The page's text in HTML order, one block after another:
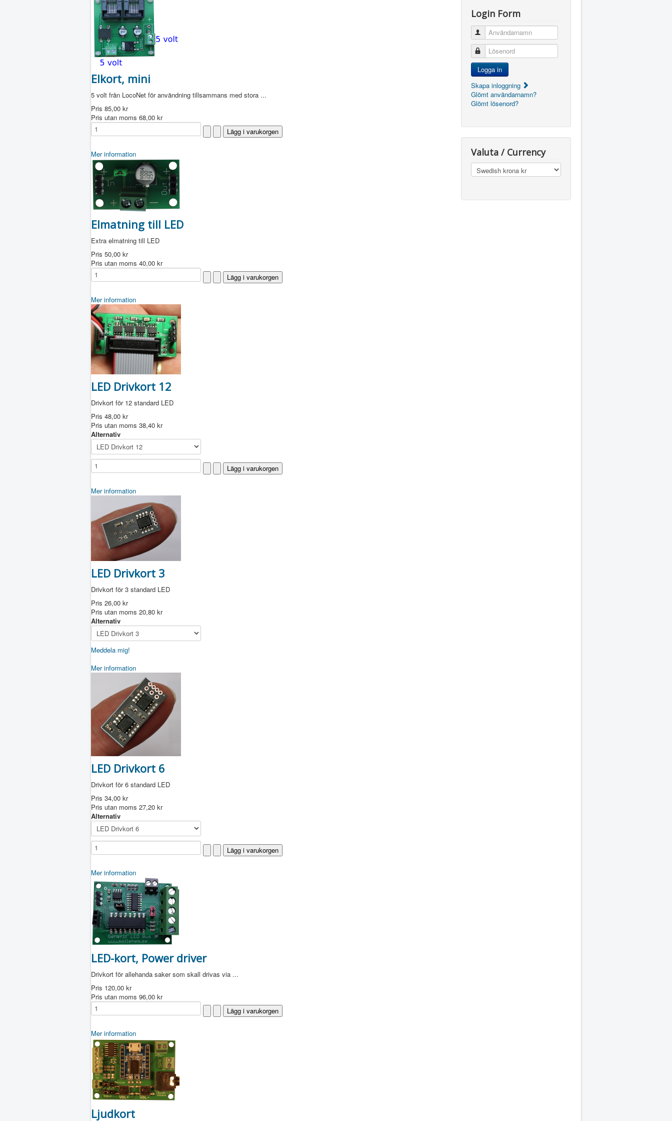
Elkort, mini
5 volt från LocoNet för användning tillsammans med stora ...
Pris 85,00 kr
Pris utan moms 68,00 kr
Mer information
Elmatning till LED
Extra elmatning till LED
Pris 50,00 kr
Pris utan moms 40,00 kr
Mer information
LED Drivkort 12
Drivkort för 12 standard LED
Pris 48,00 kr
Pris utan moms 38,40 kr
Alternativ
Mer information
LED Drivkort 3
Drivkort för 3 standard LED
Pris 26,00 kr
Pris utan moms 20,80 kr
Alternativ
Meddela mig!
Mer information
LED Drivkort 6
Drivkort för 6 standard LED
Pris 34,00 kr
Pris utan moms 27,20 kr
Alternativ
Mer information
LED-kort, Power driver
Drivkort för allehanda saker som skall drivas via ...
Pris 120,00 kr
Pris utan moms 96,00 kr
Mer information
Ljudkort
Login Form
Användarnamn
Lösenord
Logga in
Skapa inloggning
Glömt användarnamn?
Glömt lösenord?
Valuta / Currency